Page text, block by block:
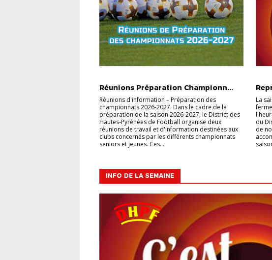
Réunions Préparation Championn...
Réunions d'information – Préparation des
championnats 2026-2027. Dans le cadre de la
préparation de la saison 2026-2027, le District des
Hautes-Pyrénées de Football organise deux
réunions de travail et d'information destinées aux
clubs concernés par les différents championnats
seniors et jeunes. Ces...
La
du
de
INFO DE LA SEMAINE